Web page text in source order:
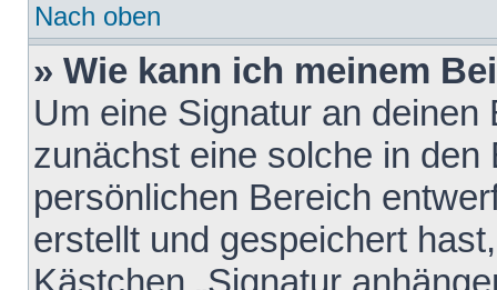
Nach oben
» Wie kann ich meinem
Um eine Signatur an
zunächst eine solche in den
persönlichen Bereich
erstellt und gespeichert
Kästchen „Signatur